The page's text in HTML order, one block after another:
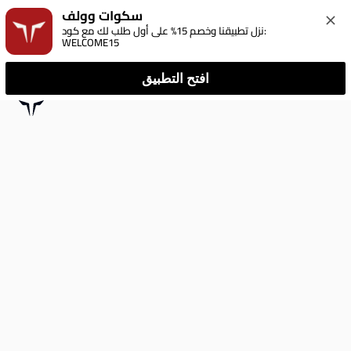
سكوات وولف
نزل تطبيقنا وخصم 15% على أول طلب لك مع كود:
WELCOME15
افتح التطبيق